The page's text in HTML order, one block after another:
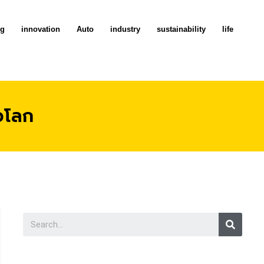
innovation Auto industry sustainability life
ลก